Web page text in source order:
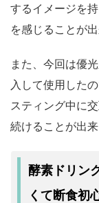
するイメージを
を感じることが
また、今回は優
入して使用した
スティング中に
続けることが出来
酵素ドリン
くて断食初